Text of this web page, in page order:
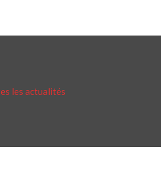
les actualités